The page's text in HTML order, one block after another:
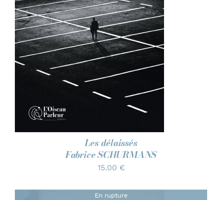
AJOUTER AU PANIER
/
DÉTAILS
Les délaissés
Fabrice SCHURMANS
15.00 €
En rupture